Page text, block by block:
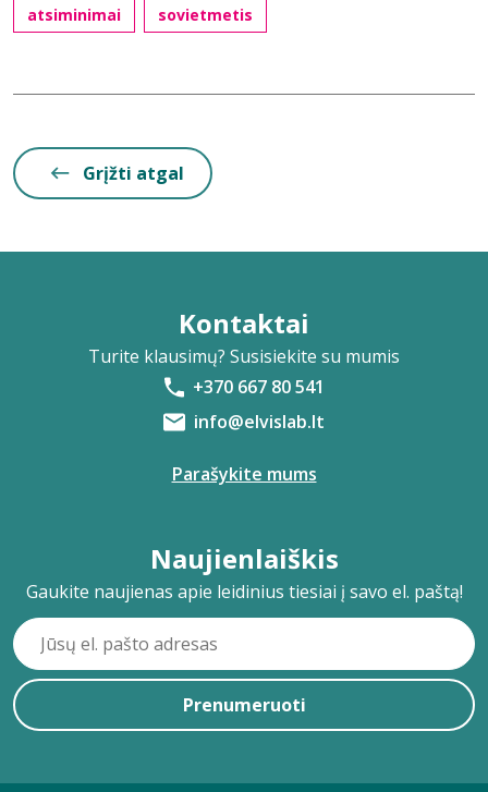
atsiminimai sovietmetis
Grįžti atgal
Kontaktai
Turite klausimų? Susisiekite su mumis
+370 667 80 541
info@elvislab.lt
Parašykite mums
Naujienlaiškis
Gaukite naujienas apie leidinius tiesiai į savo el. paštą!
Prenumeruoti